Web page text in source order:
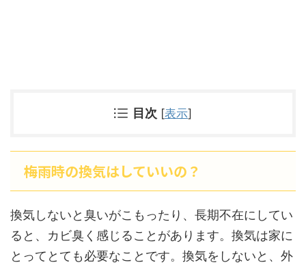
目次 [表示]
梅雨時の換気はしていいの？
換気しないと臭いがこもったり、長期不在にしてい
ると、カビ臭く感じることがあります。換気は家に
とってとても必要なことです。換気をしないと、外